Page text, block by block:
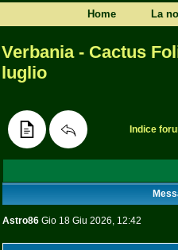
Home La
Verbania - Cactus
luglio
Indice
Astro86 Gio 18 Giu 2026, 12:42